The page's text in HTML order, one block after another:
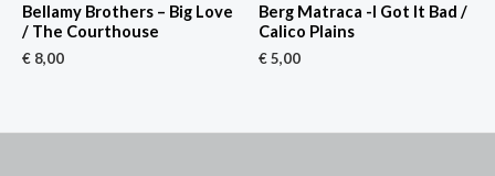
Bellamy Brothers – Big Love
/ The Courthouse
€ 8,00
Berg Matraca -I Got It Bad /
Calico Plains
€5,00